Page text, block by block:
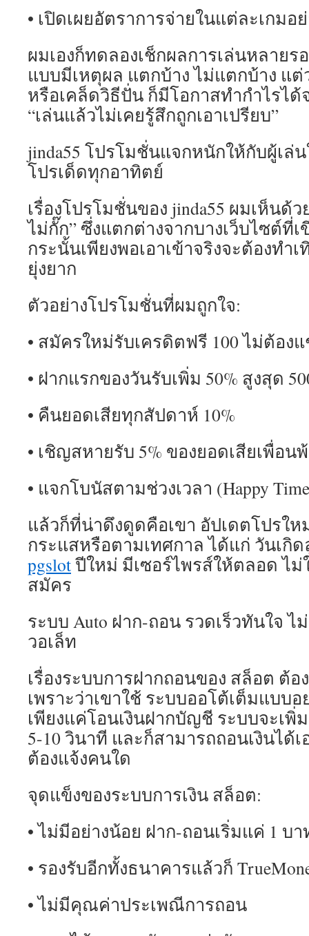
• เปิดเผยอัตราการจ่ายในแต่ละเกมอ
ผมเองก็ทดลองเช็กผลการเล่นหลายร
แบบมีเหตุผล แตกบ้าง ไม่แตกบ้าง แต่
หรือเคล็ดวิธีปั่น ก็มีโอกาสทำกำไรไ
“เล่นแล้วไม่เคยรู้สึกถูกเอาเปรียบ”
jinda55 โปรโมชั่นแจกหนักให้กับผู้เล่
โปรเด็ดทุกอาทิตย์
เรื่องโปรโมชั่นของ jinda55 ผมเห็นด้
ไม่กั๊ก” ซึ่งแตกต่างจากบางเว็บไซต์ที่
กระนั้นเพียงพอเอาเข้าจริงจะต้องทำ
ยุ่งยาก
ตัวอย่างโปรโมชั่นที่ผมถูกใจ:
• สมัครใหม่รับเครดิตฟรี 100 ไม่ต้อง
• ฝากแรกของวันรับเพิ่ม 50% สูงสุด
• คืนยอดเสียทุกสัปดาห์ 10%
• เชิญสหายรับ 5% ของยอดเสียเพื่อ
• แจกโบนัสตามช่วงเวลา (Happy
แล้วก็ที่น่าดึงดูดคือเขา อัปเดตโปรใ
กระแสหรือตามเทศกาล ได้แก่ วันเกิ
pgslotปีใหม่ มีเซอร์ไพรส์ให้ตลอด ไ
สมัคร
ระบบ Auto ฝาก-ถอน รวดเร็วทันใจ ไ
วอเล็ท
เรื่องระบบการฝากถอนของ สล็อต ต้อ
เพราะว่าเขาใช้ ระบบออโต้เต็มแบบ
เพียงแค่โอนเงินฝากบัญชี ระบบจะเพิ่
5-10 วินาที และก็สามารถถอนเงินได้
ต้องแจ้งคนใด
จุดแข็งของระบบการเงิน สล็อต:
• ไม่มีอย่างน้อย ฝาก-ถอนเริ่มแค่ 1 บา
• รองรับอีกทั้งธนาคารแล้วก็
• ไม่มีคุณค่าประเพณีการถอน